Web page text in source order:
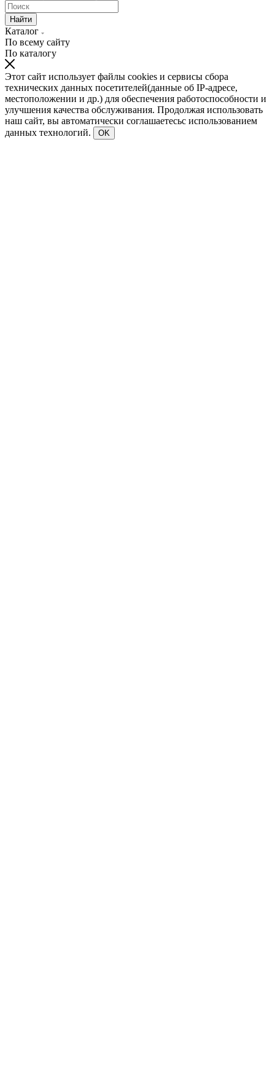
Найти
Каталог
По всему сайту
По каталогу
Этот сайт использует файлы cookies и сервисы сбора
технических данных посетителей(данные об IP-адресе,
местоположении и др.) для обеспечения работоспособности и
улучшения качества обслуживания. Продолжая использовать
наш сайт, вы автоматически соглашаетесьс использованием
данных технологий.
OK